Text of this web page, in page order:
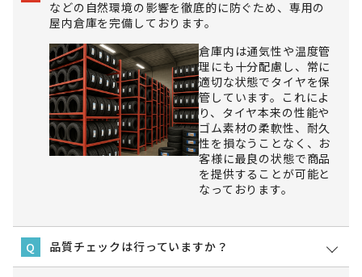
などの自然環境の影響を徹底的に防ぐため、専用の
屋内倉庫を完備しております。
倉庫内は通気性や温度管
理にも十分配慮し、常に
適切な状態でタイヤを保
管しています。これによ
り、タイヤ本来の性能や
ゴム素材の柔軟性、耐久
性を損なうことなく、お
客様に最良の状態で商品
を提供することが可能と
なっております。
Q 品質チェックは行っていますか？